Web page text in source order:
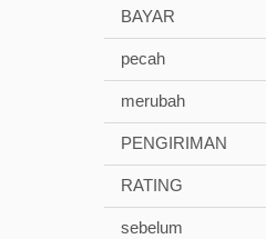
BAYAR
pecah
merubah
PENGIRIMAN
RATING
sebelum